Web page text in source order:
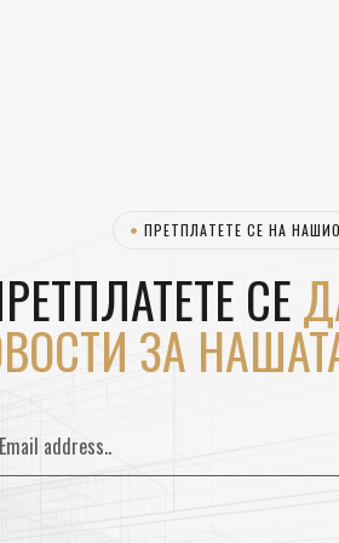
ПРЕТПЛАТЕТЕ СЕ НА
СЕ
ЗА